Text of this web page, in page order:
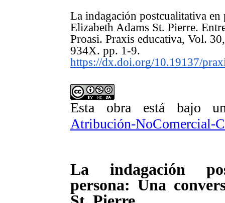
La indagación postcualitativa
Elizabeth Adams St. Pierre.
Proasi. Praxis educativa, Vol.
934X. pp. 1-9.
https://dx.doi.org/10.19137/
Esta obra está bajo
Atribución-NoComercial-
La indagación
persona: Una